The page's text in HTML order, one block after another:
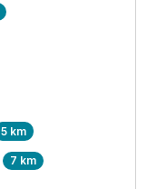
5 km
7 km